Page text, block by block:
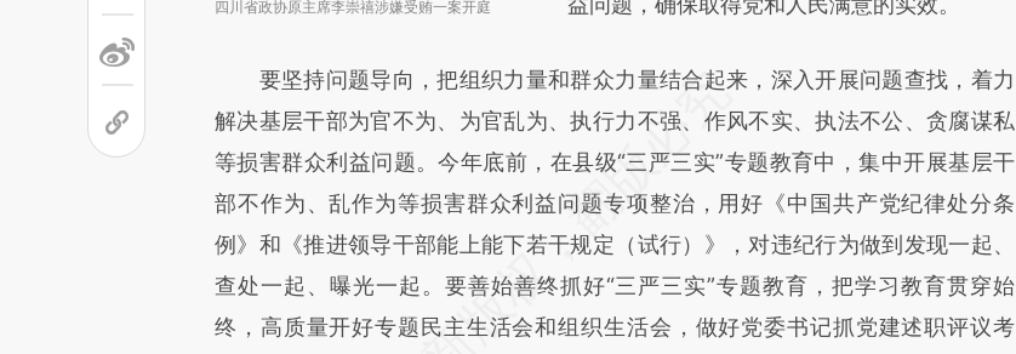
四川省政协原主席李崇禧涉嫌受贿一案开庭
要坚持问题导向，把组织力量和群众力量结合起来，深入开展问题查找，着力
解决基层干部为官不为、为官乱为、执行力不强、作风不实、执法不公、贪腐谋私
等损害群众利益问题。今年底前，在县级“三严三实”专题教育中，集中开展基层干
部不作为、乱作为等损害群众利益问题专项整治，用好《中国共产党纪律处分条
例》和《推进领导干部能上能下若干规定（试行）》，对违纪行为做到发现一起、
查处一起、曝光一起。要善始善终抓好“三严三实”专题教育，把学习教育贯穿始
终，高质量开好专题民主生活会和组织生活会，做好党委书记抓党建述职评议考